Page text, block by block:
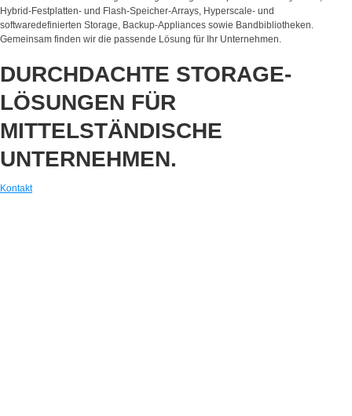
Hybrid-Festplatten- und Flash-Speicher-Arrays, Hyperscale- und
softwaredefinierten Storage, Backup-Appliances sowie Bandbibliotheken.
Gemeinsam finden wir die passende Lösung für Ihr Unternehmen.
DURCHDACHTE STORAGE-
LÖSUNGEN FÜR
MITTELSTÄNDISCHE
UNTERNEHMEN.
Kontakt